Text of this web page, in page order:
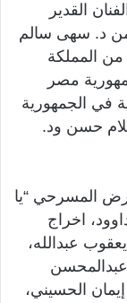
القدير
من د. سهى سالم
من المملكة
مصر
في الجمهورية
حسن ود.
المسرحي “يا
اخراج
عبدالله،
عبدالمحسن
الحسيني،